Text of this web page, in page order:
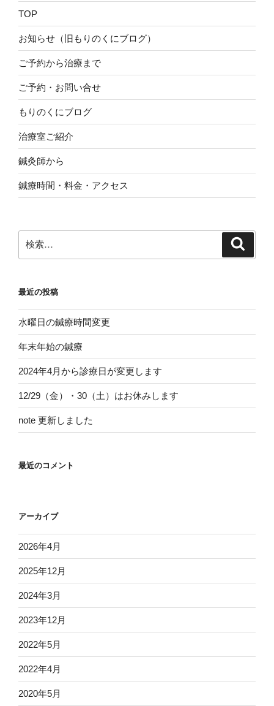
TOP
お知らせ（旧もりのくにブログ）
ご予約から治療まで
ご予約・お問い合せ
もりのくにブログ
治療室ご紹介
鍼灸師から
鍼療時間・料金・アクセス
索:
最近の投稿
水曜日の鍼療時間変更
年末年始の鍼療
2024年4月から診療日が変更します
12/29（金）・30（土）はお休みします
note 更新しました
最近のコメント
アーカイブ
2026年4月
2025年12月
2024年3月
2023年12月
2022年5月
2022年4月
2020年5月